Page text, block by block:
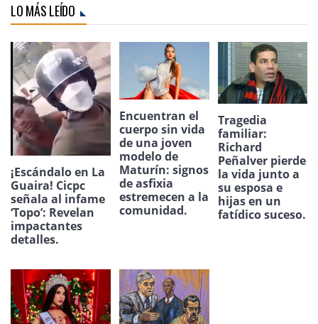
LO MÁS LEÍDO
¡Escándalo en La
Guaira! Cicpc
señala al infame
‘Topo’: Revelan
impactantes
detalles.
Encuentran el
cuerpo sin vida
de una joven
modelo de
Maturín: signos
de asfixia
estremecen a la
comunidad.
Tragedia
familiar:
Richard
Peñalver pierde
la vida junto a
su esposa e
hijas en un
fatídico suceso.